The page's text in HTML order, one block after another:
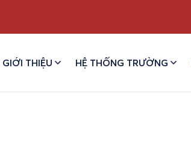
GIỚI THIỆU HỆ THỐNG TRƯỜNG